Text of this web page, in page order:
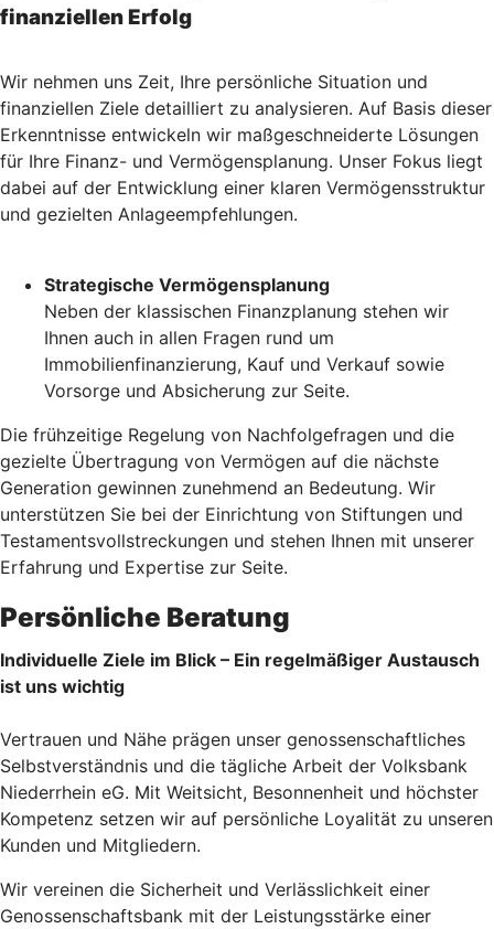
finanziellen Erfolg
Wir nehmen uns Zeit, Ihre persönliche Situation und
finanziellen Ziele detailliert zu analysieren. Auf Basis dieser
Erkenntnisse entwickeln wir maßgeschneiderte Lösungen
für Ihre Finanz- und Vermögensplanung. Unser Fokus liegt
dabei auf der Entwicklung einer klaren Vermögensstruktur
und gezielten Anlageempfehlungen.
Strategische Vermögensplanung
Neben der klassischen Finanzplanung stehen wir
Ihnen auch in allen Fragen rund um
Immobilienfinanzierung, Kauf und Verkauf sowie
Vorsorge und Absicherung zur Seite.
Die frühzeitige Regelung von Nachfolgefragen und die
gezielte Übertragung von Vermögen auf die nächste
Generation gewinnen zunehmend an Bedeutung. Wir
unterstützen Sie bei der Einrichtung von Stiftungen und
Testamentsvollstreckungen und stehen Ihnen mit unserer
Erfahrung und Expertise zur Seite.
Persönliche Beratung
Individuelle Ziele im Blick – Ein regelmäßiger Austausch
ist uns wichtig
Vertrauen und Nähe prägen unser genossenschaftliches
Selbstverständnis und die tägliche Arbeit der Volksbank
Niederrhein eG. Mit Weitsicht, Besonnenheit und höchster
Kompetenz setzen wir auf persönliche Loyalität zu unseren
Kunden und Mitgliedern.
Wir vereinen die Sicherheit und Verlässlichkeit einer
Genossenschaftsbank mit der Leistungsstärke einer